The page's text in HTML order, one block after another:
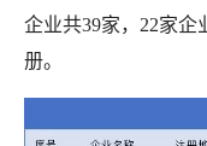
企业共39家，22家企
册。